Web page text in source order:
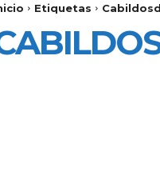
Etiquetas